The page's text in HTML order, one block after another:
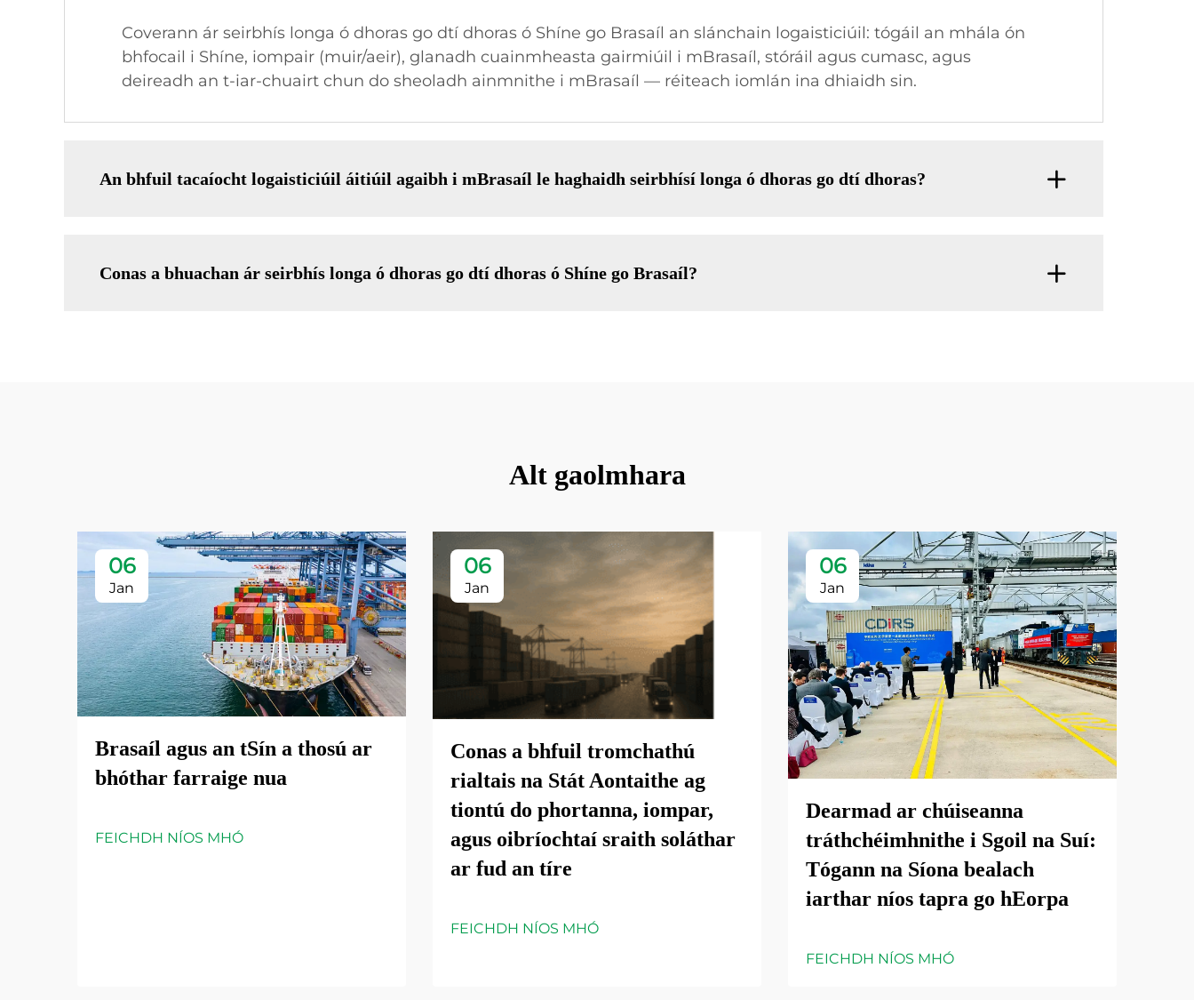
Coverann ár seirbhís longa ó dhoras go dtí dhoras ó Shíne go Brasaíl an slánchain logaisticiúil: tógáil an mhála ón
bhfocail i Shíne, iompair (muir/aeir), glanadh cuainmheasta gairmiúil i mBrasaíl, stóráil agus cumasc, agus
deireadh an t-iar-chuairt chun do sheoladh ainmnithe i mBrasaíl — réiteach iomlán ina dhiaidh sin.
An bhfuil tacaíocht logaisticiúil áitiúil agaibh i mBrasaíl le haghaidh seirbhísí longa ó dhoras go dtí dhoras?
Conas a bhuachan ár seirbhís longa ó dhoras go dtí dhoras ó Shíne go Brasaíl?
Alt gaolmhara
06
Jan
Brasaíl agus an tSín a thosú ar
bhóthar farraige nua
FEICHDH NÍOS MHÓ
06
Jan
Conas a bhfuil tromchathú
rialtais na Stát Aontaithe ag
tiontú do phortanna, iompar,
agus oibríochtaí sraith soláthar
ar fud an tíre
FEICHDH NÍOS MHÓ
06
Jan
Dearmad ar chúiseanna
tráthchéimhnithe i Sgoil na Suí:
Tógann na Síona bealach
iarthar níos tapra go hEorpa
FEICHDH NÍOS MHÓ